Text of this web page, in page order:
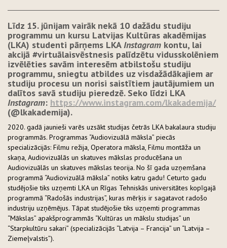
Līdz 15. jūnijam vairāk nekā 10 dažādu studiju
programmu un kursu Latvijas Kultūras akadēmijas
(LKA) studenti pārņems LKAInstagram kontu, lai
akcijā #virtuālaisvēstnesis palīdzētu vidusskolēniem
izvēlēties savām interesēm atbilstošu studiju
programmu, sniegtu atbildes uz visdažādākajiem ar
studiju procesu un norisi saistītiem jautājumiem un
dalītos savā studiju pieredzē. Seko līdzi LKA
Instagram: https://www.instagram.com/lkakademija/
(@lkakademija).
2020. gadā jaunieši varēs uzsākt studijas četrās LKA bakalaura studiju
programmās. Programmas “Audiovizuālā māksla” piecās
specializācijās: Filmu režija, Operatora māksla, Filmu montāža un
skaņa, Audiovizuālās un skatuves mākslas producēšana un
Audiovizuālās un skatuves mākslas teorija. No šī gada uzņemšana
programmā “Audiovizuālā māksla” notiks katru gadu! Ceturto gadu
studējošie tiks uzņemti LKA un Rīgas Tehniskās universitātes kopīgajā
programmā “Radošās industrijas”, kuras mērķis ir sagatavot radošo
industriju uzņēmējus. Tāpat studējošie tiks uzņemti programmas
“Mākslas” apakšprogrammās “Kultūras un mākslu studijas” un
“Starpkultūru sakari” (specializācijās “Latvija – Francija” un “Latvija –
Ziemeļvalstis”).